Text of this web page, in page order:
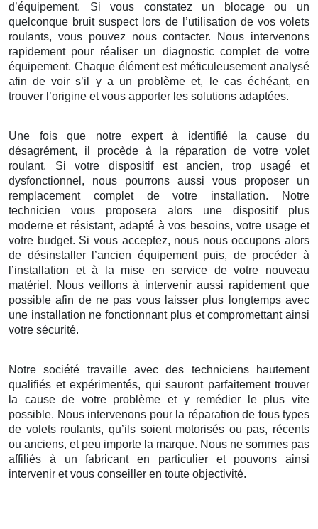
d’équipement. Si vous constatez un blocage ou un
quelconque bruit suspect lors de l’utilisation de vos volets
roulants, vous pouvez nous contacter. Nous intervenons
rapidement pour réaliser un diagnostic complet de votre
équipement. Chaque élément est méticuleusement analysé
afin de voir s’il y a un problème et, le cas échéant, en
trouver l’origine et vous apporter les solutions adaptées.
Une fois que notre expert à identifié la cause du
désagrément, il procède à la réparation de votre volet
roulant. Si votre dispositif est ancien, trop usagé et
dysfonctionnel, nous pourrons aussi vous proposer un
remplacement complet de votre installation. Notre
technicien vous proposera alors une dispositif plus
moderne et résistant, adapté à vos besoins, votre usage et
votre budget. Si vous acceptez, nous nous occupons alors
de désinstaller l’ancien équipement puis, de procéder à
l’installation et à la mise en service de votre nouveau
matériel. Nous veillons à intervenir aussi rapidement que
possible afin de ne pas vous laisser plus longtemps avec
une installation ne fonctionnant plus et compromettant ainsi
votre sécurité.
Notre société travaille avec des techniciens hautement
qualifiés et expérimentés, qui sauront parfaitement trouver
la cause de votre problème et y remédier le plus vite
possible. Nous intervenons pour la réparation de tous types
de volets roulants, qu’ils soient motorisés ou pas, récents
ou anciens, et peu importe la marque. Nous ne sommes pas
affiliés à un fabricant en particulier et pouvons ainsi
intervenir et vous conseiller en toute objectivité.